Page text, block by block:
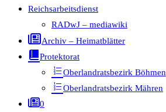
Reichsarbeitsdienst
RADwJ – mediawiki
Archiv – Heimatblätter
Protektorat
Oberlandratsbezirk Böhmen
Oberlandratsbezirk Mähren
0